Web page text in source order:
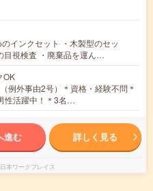
インクセット ・木製型のセッ
目視検査 ・廃棄品を運ん…
OK
例外事由2号）＊資格・経験不問＊
性活躍中！＊3名…
進む 詳しく見る
本ワークプレイス